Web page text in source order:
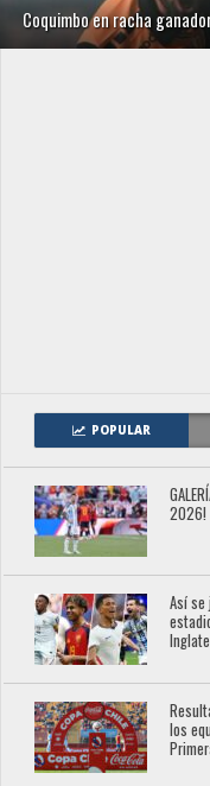
Coquimbo en racha
POPULAR
2026!
Así
los